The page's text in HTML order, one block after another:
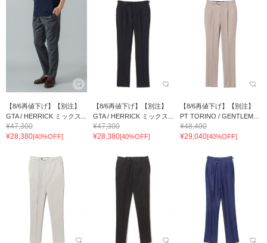
【8/6再値下げ】【別注】
GTA / HERRICK ミックス...
¥47,300
¥28,380[40%OFF]
【8/6再値下げ】【別注】
GTA / HERRICK ミックス...
¥47,300
¥28,380[40%OFF]
【8/6再値下げ】【別注】
PT TORINO / GENTLEM...
¥48,400
¥29,040[40%OFF]